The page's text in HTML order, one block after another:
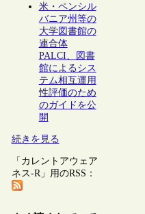
米・ペンシル
バニア州等の
大学図書館の
連合体
PALCI、図書
館によるシス
テム相互運用
性評価のため
のガイドを公
開
続きを見る
「カレントアウェア
ネス-R」用のRSS：